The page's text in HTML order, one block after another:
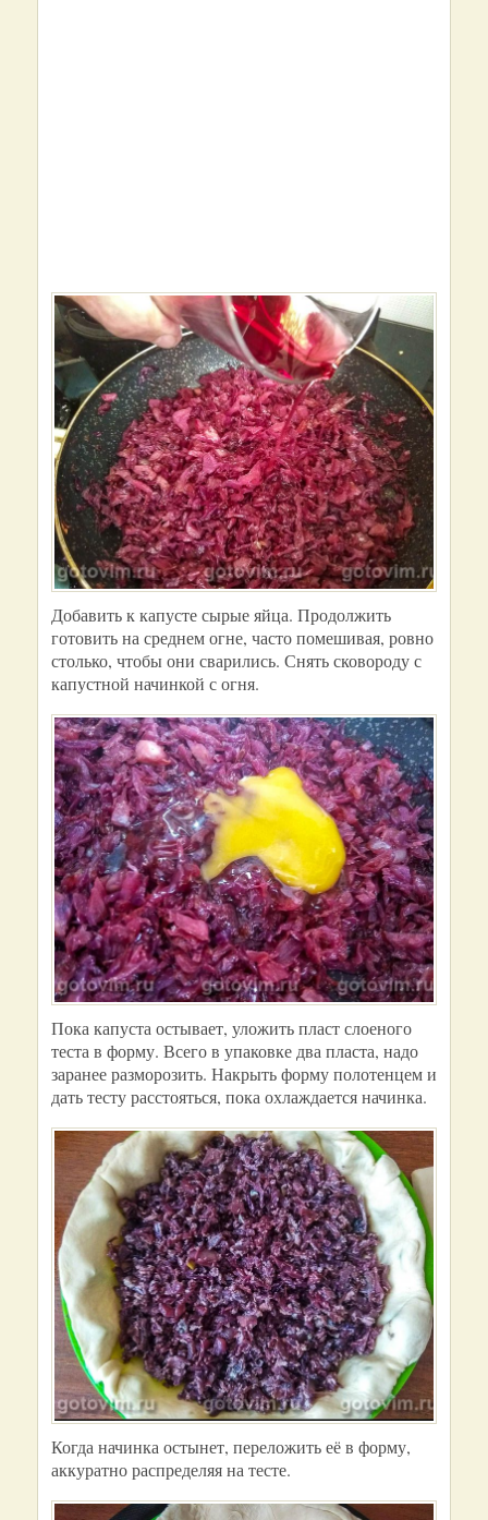
Добавить к капусте сырые яйца. Продолжить
готовить на среднем огне, часто помешивая, ровно
столько, чтобы они сварились. Снять сковороду с
капустной начинкой с огня.
Пока капуста остывает, уложить пласт слоеного
теста в форму. Всего в упаковке два пласта, надо
заранее разморозить. Накрыть форму полотенцем и
дать тесту расстояться, пока охлаждается начинка.
Когда начинка остынет, переложить её в форму,
аккуратно распределяя на тесте.